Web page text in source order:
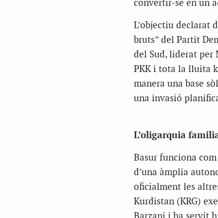
convertir-se en un
L’objectiu declarat
bruts” del Partit
del Sud, liderat per
PKK i tota la lluita
manera una base
una invasió
L’oligarquia
Basur funciona
d’una àmplia
oficialment les
Kurdistan (KRG)